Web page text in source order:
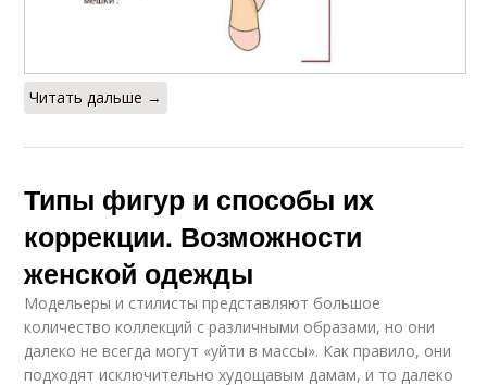
Читать дальше →
Типы фигур и способы их
коррекции. Возможности
женской одежды
Модельеры и стилисты представляют большое
количество коллекций с различными образами, но они
далеко не всегда могут «уйти в массы». Как правило, они
подходят исключительно худощавым дамам, и то далеко